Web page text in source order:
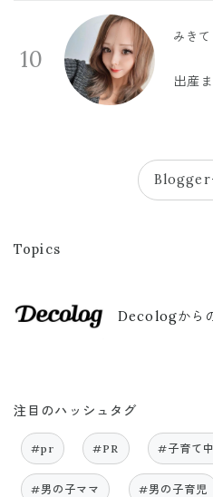
10
みきて
出産
Blogger
Topics
Decologから
注目のハッシュタグ
#pr #PR #子育て
#男の子ママ #男の子育児